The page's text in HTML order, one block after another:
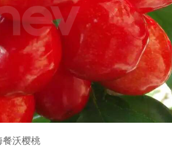
沃樱桃